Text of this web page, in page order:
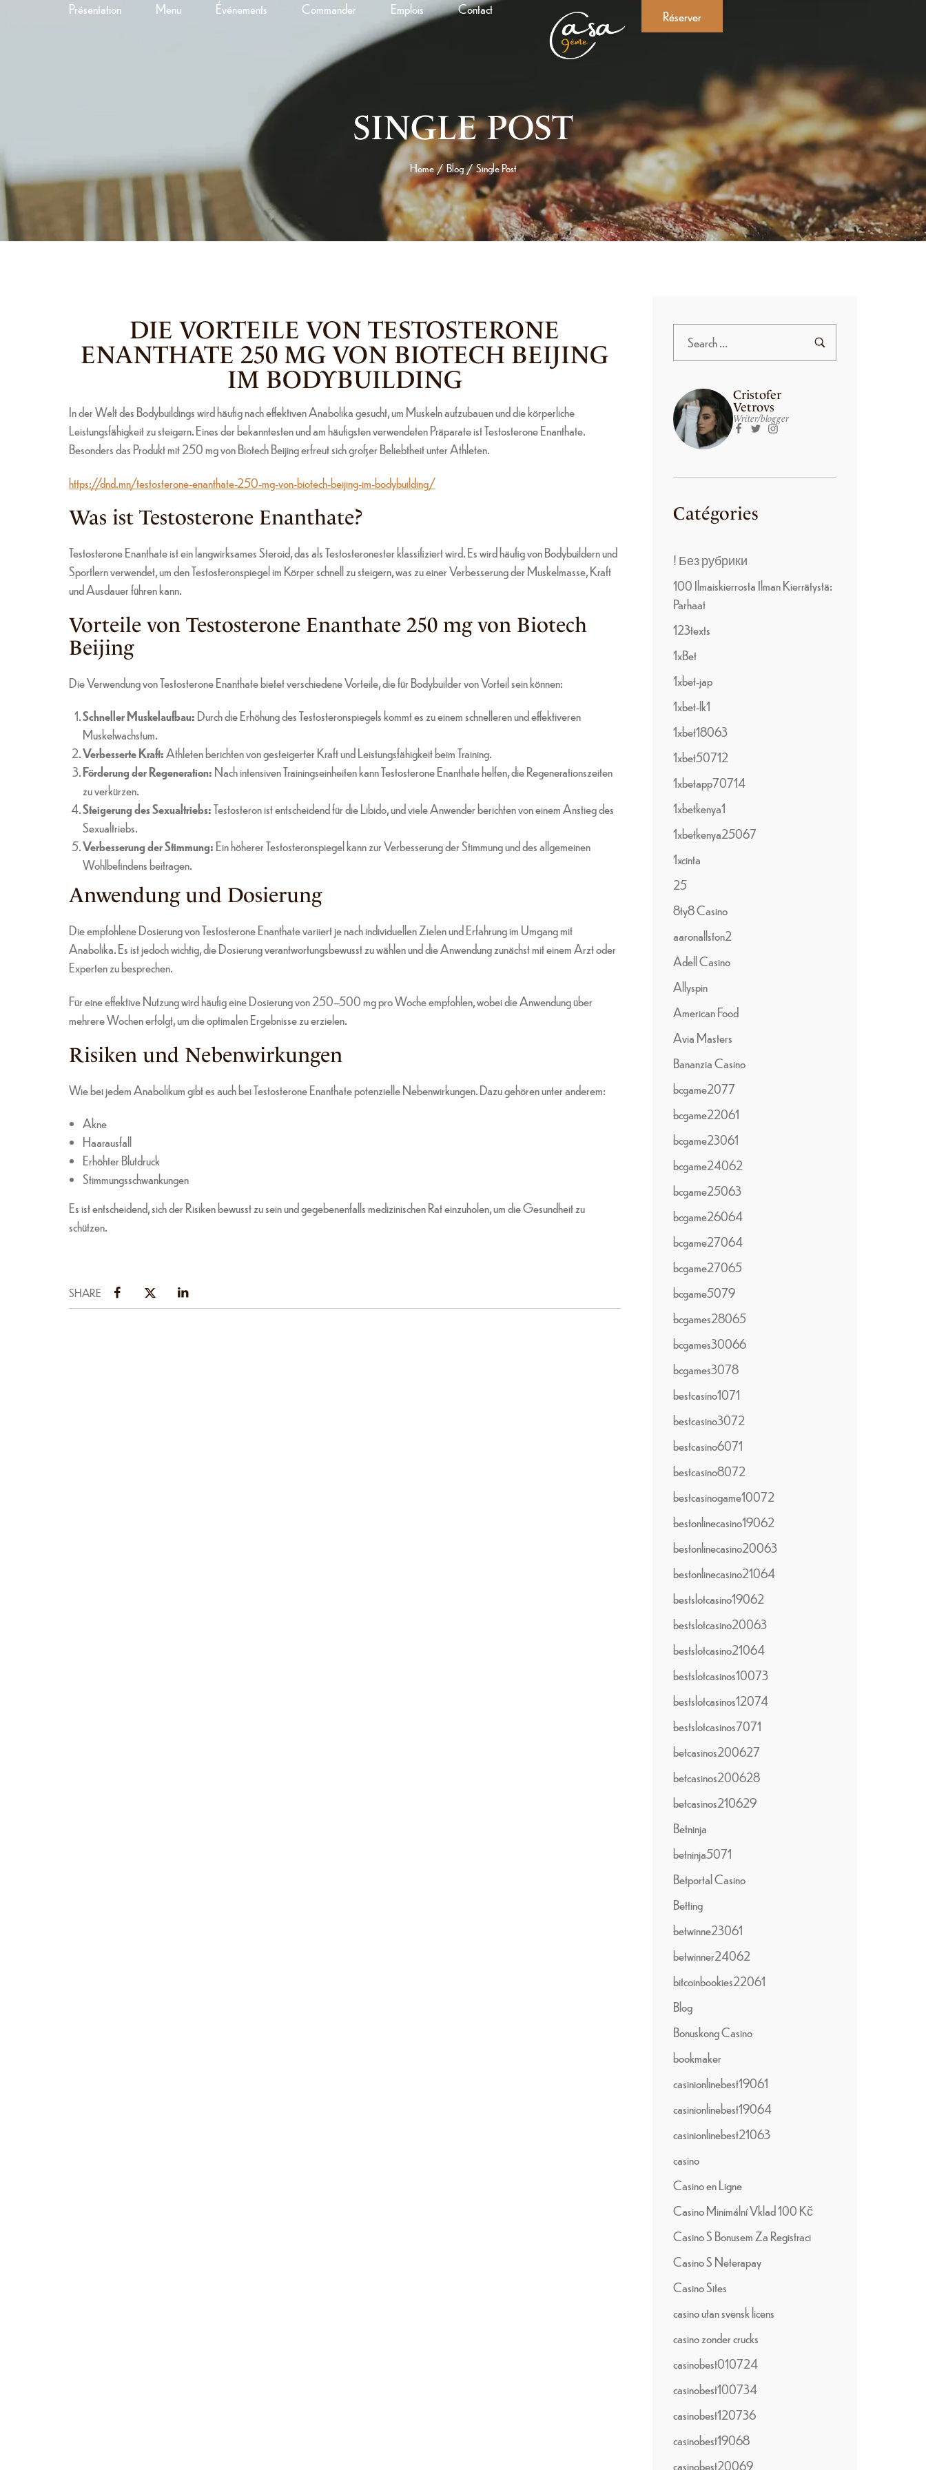
Présentation Menu Événements Commander Emplois Contact Réserver
SINGLE POST
Home / Blog / Single Post
DIE VORTEILE VON TESTOSTERONE
ENANTHATE 250 MG VON BIOTECH BEIJING
IM BODYBUILDING
In der Welt des Bodybuildings wird häufig nach effektiven Anabolika gesucht, um Muskeln aufzubauen und die körperliche
Leistungsfähigkeit zu steigern. Eines der bekanntesten und am häufigsten verwendeten Präparate ist Testosterone Enanthate.
Besonders das Produkt mit 250 mg von Biotech Beijing erfreut sich großer Beliebtheit unter Athleten.
https://dnd.mn/testosterone-enanthate-250-mg-von-biotech-beijing-im-bodybuilding/
Was ist Testosterone Enanthate?
Testosterone Enanthate ist ein langwirksames Steroid, das als Testosteronester klassifiziert wird. Es wird häufig von Bodybuildern und
Sportlern verwendet, um den Testosteronspiegel im Körper schnell zu steigern, was zu einer Verbesserung der Muskelmasse, Kraft
und Ausdauer führen kann.
Vorteile von Testosterone Enanthate 250 mg von Biotech
Beijing
Die Verwendung von Testosterone Enanthate bietet verschiedene Vorteile, die für Bodybuilder von Vorteil sein können:
Schneller Muskelaufbau: Durch die Erhöhung des Testosteronspiegels kommt es zu einem schnelleren und effektiveren
Muskelwachstum.
Verbesserte Kraft:Athleten berichten von gesteigerter Kraft und Leistungsfähigkeit beim Training.
Förderung der Regeneration: Nach intensiven Trainingseinheiten kann Testosterone Enanthate helfen, die Regenerationszeiten
zu verkürzen.
Steigerung des Sexualtriebs:Testosteron ist entscheidend für die Libido, und viele Anwender berichten von einem Anstieg des
Sexualtriebs.
Verbesserung der Stimmung: Ein höherer Testosteronspiegel kann zur Verbesserung der Stimmung und des allgemeinen
Wohlbefindens beitragen.
Anwendung und Dosierung
Die empfohlene Dosierung von Testosterone Enanthate variiert je nach individuellen Zielen und Erfahrung im Umgang mit
Anabolika. Es ist jedoch wichtig, die Dosierung verantwortungsbewusst zu wählen und die Anwendung zunächst mit einem Arzt oder
Experten zu besprechen.
Für eine effektive Nutzung wird häufig eine Dosierung von 250–500 mg pro Woche empfohlen, wobei die Anwendung über
mehrere Wochen erfolgt, um die optimalen Ergebnisse zu erzielen.
Risiken und Nebenwirkungen
Wie bei jedem Anabolikum gibt es auch bei Testosterone Enanthate potenzielle Nebenwirkungen. Dazu gehören unter anderem:
Akne
Haarausfall
Erhöhter Blutdruck
Stimmungsschwankungen
Es ist entscheidend, sich der Risiken bewusst zu sein und gegebenenfalls medizinischen Rat einzuholen, um die Gesundheit zu
schützen.
SHARE
Cristofer
Vetrovs
Writer/blogger
Catégories
! Без рубрики
100 Ilmaiskierrosta Ilman Kierrätystä:
Parhaat
123texts
1xBet
1xbet-jap
1xbet-lk1
1xbet18063
1xbet50712
1xbetapp70714
1xbetkenya1
1xbetkenya25067
1xcinta
25
8ty8 Casino
aaronallston2
Adell Casino
Allyspin
American Food
Avia Masters
Bananzia Casino
bcgame2077
bcgame22061
bcgame23061
bcgame24062
bcgame25063
bcgame26064
bcgame27064
bcgame27065
bcgame5079
bcgames28065
bcgames30066
bcgames3078
bestcasino1071
bestcasino3072
bestcasino6071
bestcasino8072
bestcasinogame10072
bestonlinecasino19062
bestonlinecasino20063
bestonlinecasino21064
bestslotcasino19062
bestslotcasino20063
bestslotcasino21064
bestslotcasinos10073
bestslotcasinos12074
bestslotcasinos7071
betcasinos200627
betcasinos200628
betcasinos210629
Betninja
betninja5071
Betportal Casino
Betting
betwinne23061
betwinner24062
bitcoinbookies22061
Blog
Bonuskong Casino
bookmaker
casinionlinebest19061
casinionlinebest19064
casinionlinebest21063
casino
Casino en Ligne
Casino Minimální Vklad 100 Kč
Casino S Bonusem Za Registraci
Casino S Neterapay
Casino Sites
casino utan svensk licens
casino zonder crucks
casinobest010724
casinobest100734
casinobest120736
casinobest19068
casinobest20069